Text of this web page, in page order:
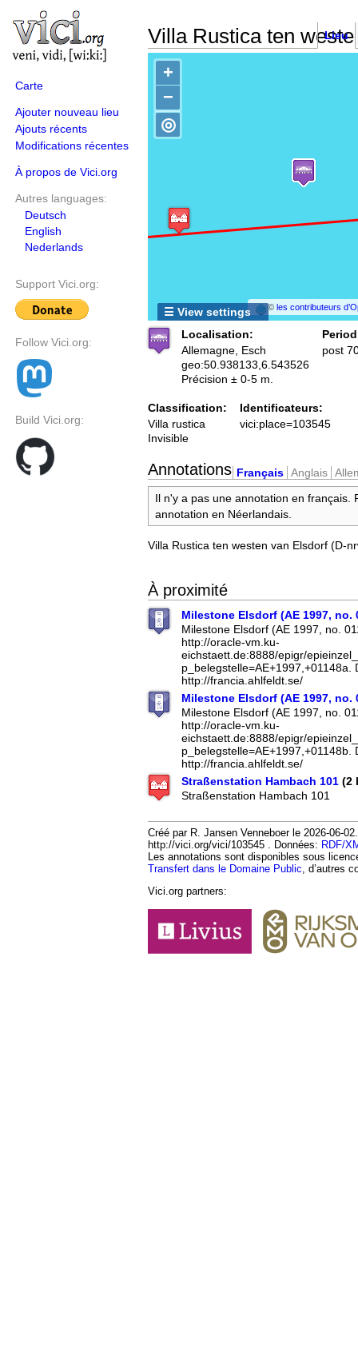
Carte
Ajouter nouveau lieu
Ajouts récents
Modifications récentes
À propos de Vici.org
Autres languages:
Deutsch
English
Nederlands
Support Vici.org:
Follow Vici.org:
Build Vici.org:
Villa Rustica ten Lieu
+
−
©les contributeurs
◎
☰ View settings
Localisation:
Allemagne, Esch
geo:50.938133,6.543526
Précision ± 0-5 m.
post
Classification:
Villa rustica
Invisible
Identificateurs:
vici:place=103545
Annotations Français Anglais
Il n'y a pas une annotation en français.
annotation en Néerlandais.
Villa Rustica ten westen van Elsdorf (D-
À proximité
Milestone Elsdorf (AE 1997, no.
Milestone Elsdorf (AE 1997, no.
http://oracle-vm.ku-
eichstaett.de:8888/epigr/
p_belegstelle=AE+1997,+01148a.
http://francia.ahlfeldt.se/
Milestone Elsdorf (AE 1997, no.
Milestone Elsdorf (AE 1997, no.
http://oracle-vm.ku-
eichstaett.de:8888/epigr/
p_belegstelle=AE+1997,+01148b.
http://francia.ahlfeldt.se/
Straßenstation Hambach 101 (2
Straßenstation Hambach 101
Créé par R. Jansen Venneboer le 2026-06-
http://vici.org/vici/103545 . Données: RDF/
Les annotations sont disponibles sous
Transfert dans le Domaine Public , d’autres
Vici.org partners: